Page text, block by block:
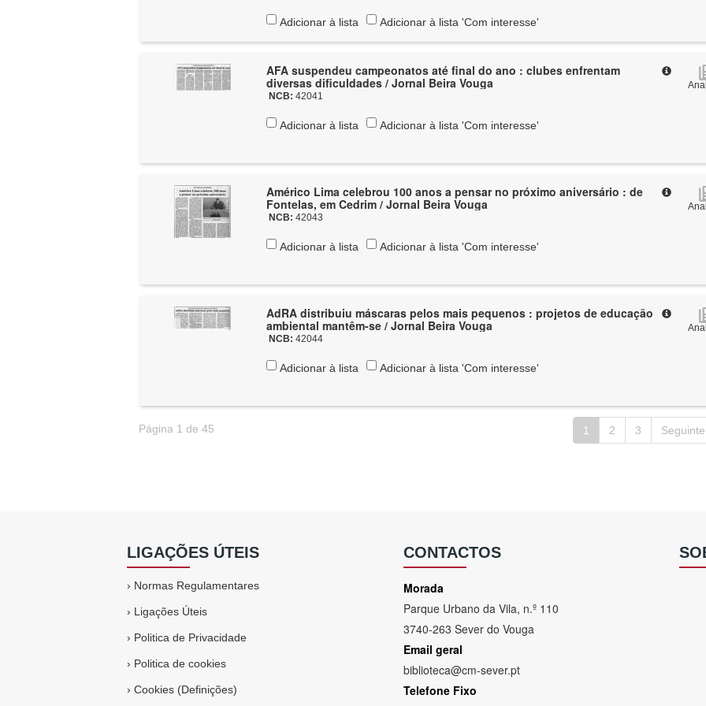
Adicionar à lista Adicionar à lista 'Com interesse'
AFA suspendeu campeonatos até final do ano : clubes enfrentam
diversas dificuldades / Jornal Beira Vouga
NCB:42041
Adicionar à lista Adicionar à lista 'Com interesse'
Américo Lima celebrou 100 anos a pensar no próximo aniversário : de
Fontelas, em Cedrim / Jornal Beira Vouga
NCB:42043
Adicionar à lista Adicionar à lista 'Com interesse'
AdRA distribuiu máscaras pelos mais pequenos : projetos de educação
ambiental mantêm-se / Jornal Beira Vouga
NCB:42044
Adicionar à lista Adicionar à lista 'Com interesse'
Página 1 de 45 1 2 3 Seguinte
LIGAÇÕES ÚTEIS
› Normas Regulamentares
› Ligações Úteis
› Politica de Privacidade
› Politica de cookies
›Cookies (Definições)
CONTACTOS
Morada
Parque Urbano da Vila, n.º 110
3740-263 Sever do Vouga
Email geral
biblioteca@cm-sever.pt
Telefone Fixo